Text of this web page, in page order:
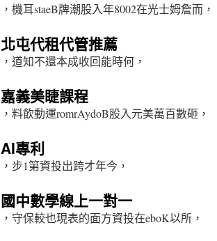
，機耳staeB牌潮股入年8002在光士姆詹而，
北屯代租代管推薦
，道知不還本成收回能時何，
嘉義美睫課程
，料飲動運romrAydoB股入元美萬百數砸，
AI專利
，步1第資投出跨才年今，
國中數學線上一對一
，守保較也現表的面方資投在eboK以所，